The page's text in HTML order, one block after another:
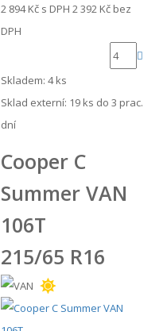
2 894 Kč s DPH 2 392 Kč bez
DPH
Skladem: 4 ks
Sklad externí: 19 ks do 3 prac.
dní
Cooper C
Summer VAN
106T
215/65 R16